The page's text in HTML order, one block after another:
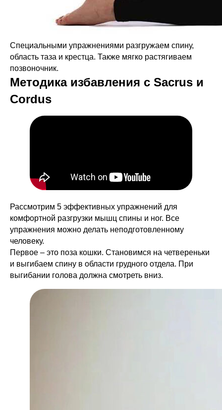
Специальными упражнениями разгружаем спину,
область таза и крестца. Также мягко растягиваем
позвоночник.
Методика избавления с Sacrus и
Cordus
Рассмотрим 5 эффективных упражнений для
комфортной разгрузки мышц спины и ног. Все
упражнения можно делать неподготовленному
человеку.
Первое – это поза кошки. Становимся на четвереньки
и выгибаем спину в области грудного отдела. При
выгибании голова должна смотреть вниз.